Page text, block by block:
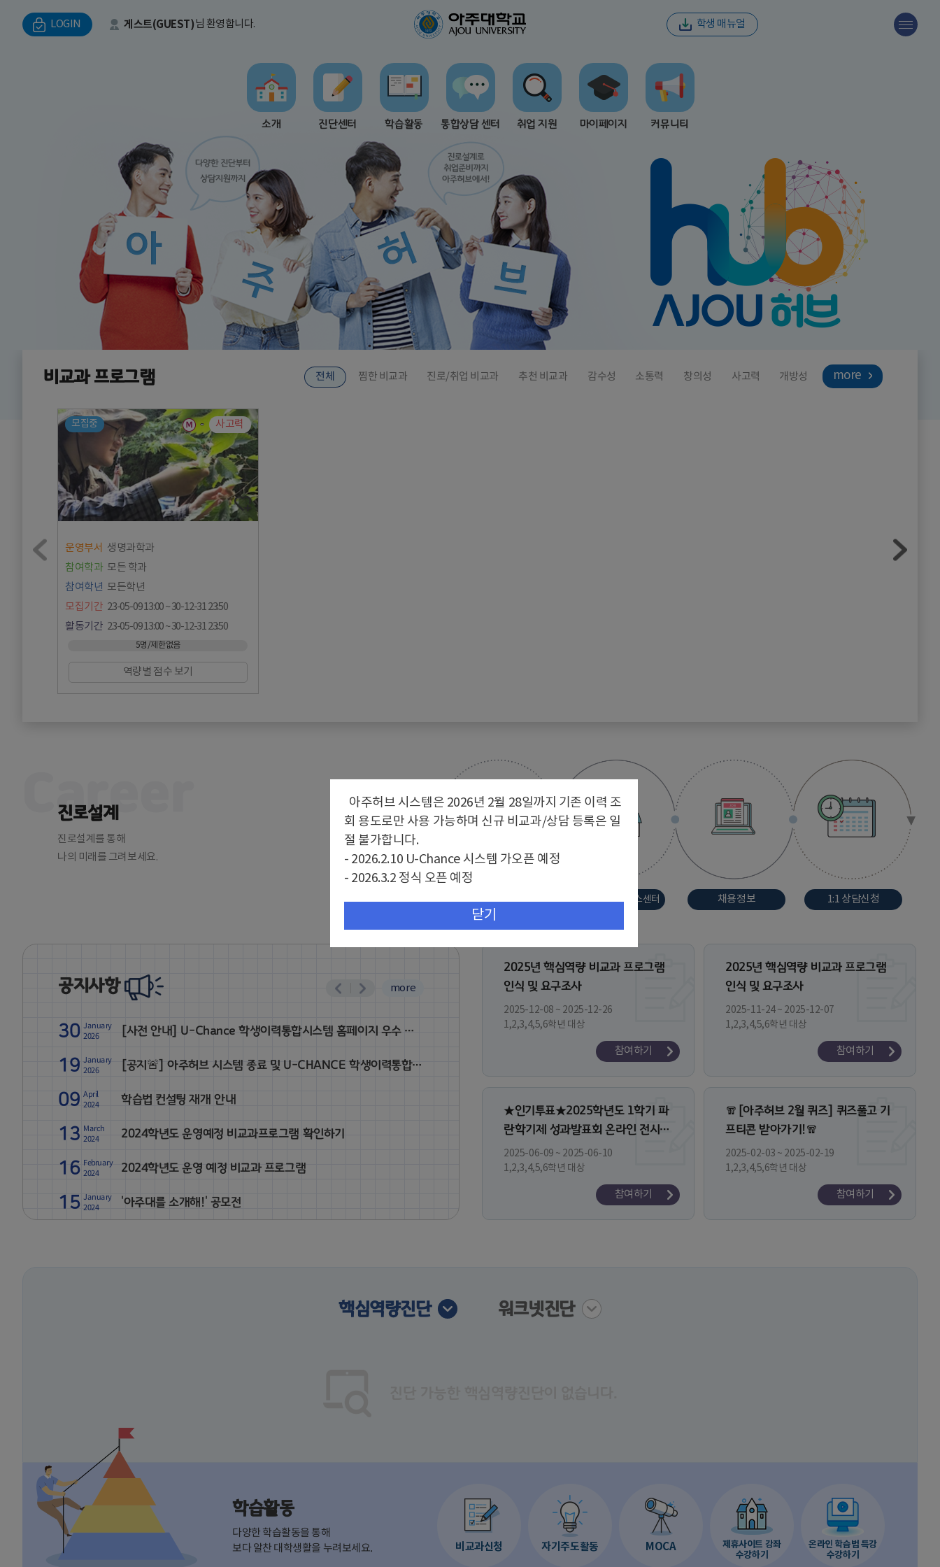
학생 매뉴얼
LOGIN 게스트(GUEST) 님 환영합니다.
소개 진단센터 학습활동 통합상담 센터 취업 지원 마이페이지 커뮤니티
비교과 프로그램 전체 찜한 비교과 진로/취업 비교과 추천 비교과 감수성 소통력 창의성 사고력 개방성
모집중 - 사고력
운영부서 생명과학과
참여학과 모든 학과
참여학년 모든학년
모집기간 23-05-09 13:00 ~ 30-12-31 23:50
활동기간 23-05-09 13:00 ~ 30-12-31 23:50
5명/제한없음
역량별 점수 보기
진로설계
Career
진로설계를 통해
나의 미래를 그려보세요.
대학일자리플러스센터 채용정보 1:1 상담신청
공지사항
30 January
2026 [사전 안내] U-Chance 학생이력통합시스템 홈페이지 우수 모니터링 공모전📣💭✍️
19 January
2026 [공지🚨] 아주허브 시스템 종료 및 U-CHANCE 학생이력통합시스템 전환 안내
09 April
2024 학습법 컨설팅 재개 안내
13 March
2024 2024학년도 운영예정 비교과프로그램 확인하기
16 February
2024 2024학년도 운영 예정 비교과 프로그램
15 January
2024 '아주대를 소개해!' 공모전
more
2025년 핵심역량 비교과 프로그램
인식 및 요구조사
2025-12-08 ~ 2025-12-26
1,2,3,4,5,6학년 대상
참여하기
2025년 핵심역량 비교과 프로그램
인식 및 요구조사
2025-11-24 ~ 2025-12-07
1,2,3,4,5,6학년 대상
참여하기
★인기투표★2025학년도 1학기 파
란학기제 성과발표회 온라인 전시관
오픈
2025-06-09 ~ 2025-06-10
1,2,3,4,5,6학년 대상
참여하기
🧣[아주허브 2월 퀴즈] 퀴즈풀고 기
프티콘 받아가기!🧣
2025-02-03 ~ 2025-02-19
1,2,3,4,5,6학년 대상
참여하기
핵심역량진단 워크넷진단
학습활동
다양한 학습활동을 통해
보다 알찬 대학생활을 누려보세요. 비교과신청 자기주도활동 MOCA
제휴사이트 강좌
수강하기
온라인 학습법 특강
수강하기
아주허브 시스템은 2026년 2월 28일까지 기존 이력 조
회 용도로만 사용 가능하며 신규 비교과/상담 등록은 일
절 불가합니다.
- 2026.2.10 U-Chance 시스템 가오픈 예정
- 2026.3.2 정식 오픈 예정
닫기